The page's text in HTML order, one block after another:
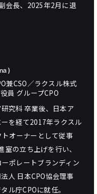
会長、2025年2月に退
)
兼CSO／ラクスル株式
員 グループCPO
究科 卒業後、日本ア
を経て2017年ラクスル
オーナーとして従事
の立ち上げを行い、
ポレートブランディン
⼈ ⽇本CPO協会理事
ル庁CPOに就任。